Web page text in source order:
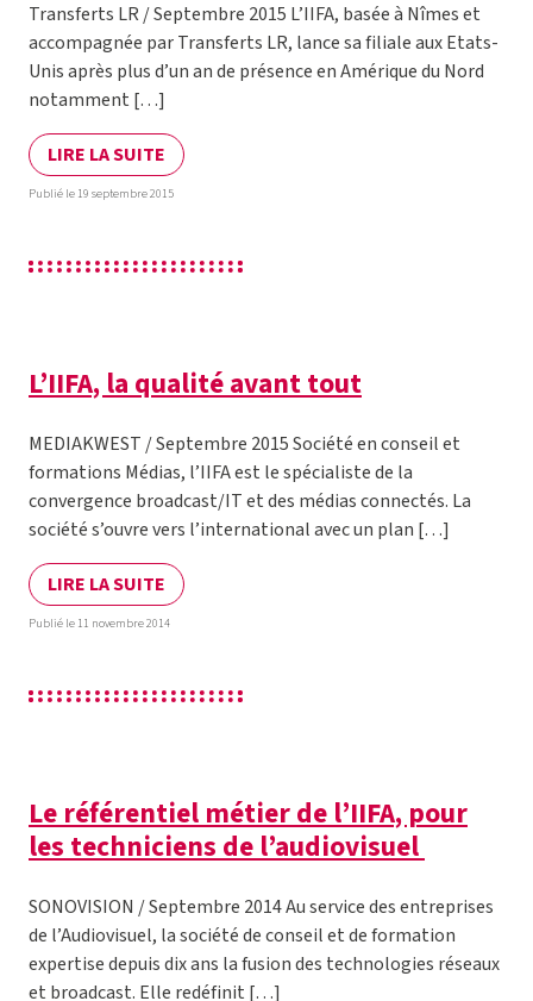
Transferts LR / Septembre 2015 L’IIFA, basée à Nîmes et
accompagnée par Transferts LR, lance sa filiale aux Etats-
Unis après plus d’un an de présence en Amérique du Nord
notamment […]
LIRE LA SUITE
Publié le 19 septembre 2015
L’IIFA, la qualité avant tout
MEDIAKWEST / Septembre 2015 Société en conseil et
formations Médias, l’IIFA est le spécialiste de la
convergence broadcast/IT et des médias connectés. La
société s’ouvre vers l’international avec un plan […]
LIRE LA SUITE
Publié le 11 novembre 2014
Le référentiel métier de l’IIFA, pour
les techniciens de l’audiovisuel
SONOVISION / Septembre 2014 Au service des entreprises
de l’Audiovisuel, la société de conseil et de formation
expertise depuis dix ans la fusion des technologies réseaux
et broadcast. Elle redéfinit […]